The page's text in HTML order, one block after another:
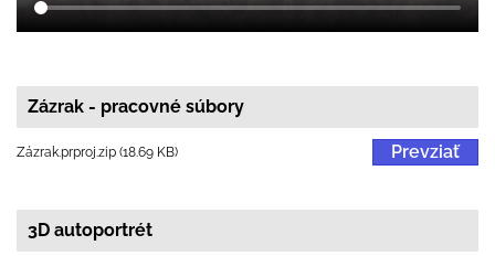
Zázrak - pracovné súbory
Zázrak.prproj.zip (18.69 KB) Prevziať
3D autoportrét